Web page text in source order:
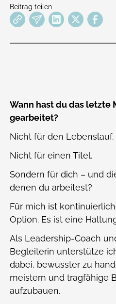
Beitrag teilen
Wann hast du das letzte
gearbeitet?
Nicht für den Lebenslauf.
Nicht für einen Titel.
Sondern für dich – und
denen du arbeitest?
Für mich ist
Option. Es ist eine
Als Leadership-Coach
Begleiterin unterstütze
dabei, bewusster zu
meistern und tragfähige
aufzubauen.